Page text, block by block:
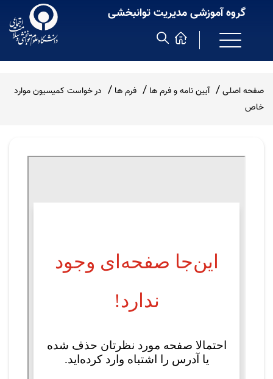
گروه آموزشی مدیریت توانبخشی
صفحه اصلی آیین نامه و فرم ها فرم ها
در خواست کمیسیون موارد
خاص